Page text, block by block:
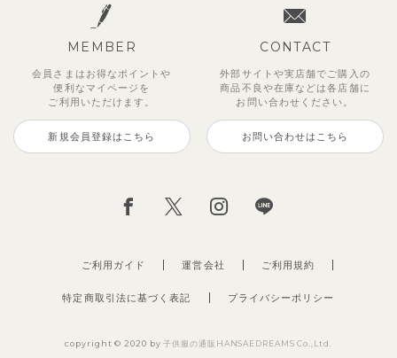
2,750
（税込）
&パンツ
ンツ
ャツ＆パン
MEMBER
会員さまはお得なポイントや
便利な マイページを
ご利用いただけます。
新規会員登録はこちら
CONTACT
外部サイトや実店舗でご購入の
商品不良や在庫などは各店舗に
お問い合わせください。
お問い合わせはこちら
ご利用ガイド 運営会社
特定商取引法に基づく表記 プライバシーポリシー
ご利用規約
copyright © 2020 by子供服の通販HANSAEDREAMS Co.,Ltd.